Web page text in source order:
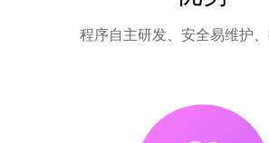
程序自主研发、安全易维护